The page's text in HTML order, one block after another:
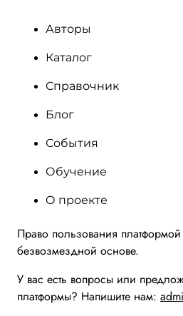
Авторы
Каталог
Справочник
Блог
События
Обучение
О проекте
Право пользования платформой
безвозмездной основе.
У вас есть вопросы или
платформы? Напишите нам: